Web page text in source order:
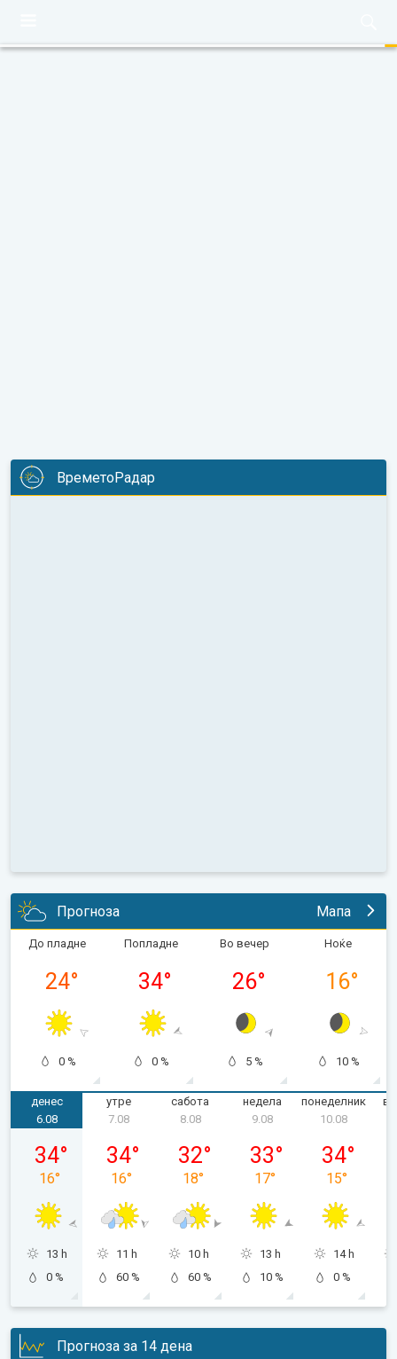
ВреметоРадар
Прогноза Мапа
До пладне
24°
0 %
Попладне
34°
0 %
Во вечер
26°
5 %
Ноќе
16°
10 %
денес
четврток, 06.08
6.08
34°
16°
13 h
0 %
утре
7.08
34°
16°
11 h
60 %
сабота
8.08
32°
18°
10 h
60 %
недела
9.08
33°
17°
13 h
10 %
понеделник
10.08
34°
15°
14 h
0 %
Прогноза за 14 дена